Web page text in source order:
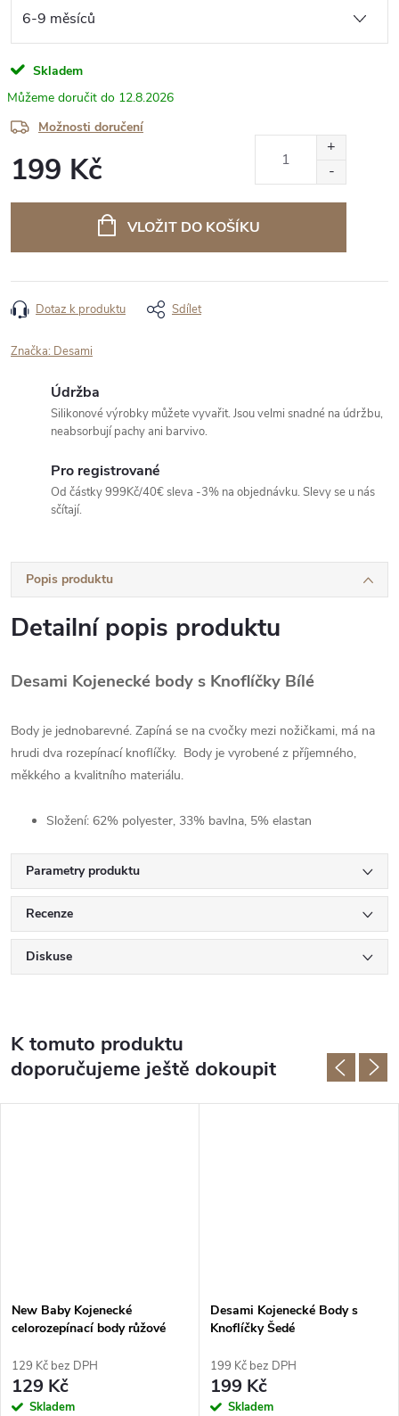
Skladem
12.8.2026
Možnosti doručení
199 Kč
VLOŽIT DO KOŠÍKU
Dotaz k produktu Sdílet
Značka: Desami
Údržba
Silikonové výrobky můžete vyvařit. Jsou velmi snadné na údržbu,
neabsorbují pachy ani barvivo.
Pro registrované
Od částky 999Kč/40€ sleva -3% na objednávku. Slevy se u nás
sčítají.
Popis produktu
Detailní popis produktu
Desami Kojenecké body s Knoflíčky Bílé
Body je jednobarevné. Zapíná se na cvočky mezi nožičkami, má na
hrudi dva rozepínací knoflíčky. Body je vyrobené z příjemného,
měkkého a kvalitního materiálu.
Složení: 62% polyester, 33% bavlna, 5% elastan
Parametry produktu
Recenze
Diskuse
K tomuto produktu
doporučujeme ještě dokoupit
New Baby Kojenecké
celorozepínací body růžové
129 Kč bez DPH
129 Kč
Skladem
Desami Kojenecké Body s
Knoflíčky Šedé
199 Kč bez DPH
199 Kč
Skladem